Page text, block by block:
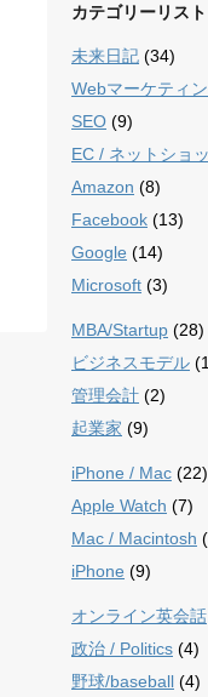
カテゴリーリスト
未来日記 (34)
Webマーケティ
SEO (9)
EC / ネットショ
Amazon (8)
Facebook (13)
Google (14)
Microsoft (3)
MBA/Startup (28)
ビジネスモデル
管理会計 (2)
起業家 (9)
iPhone / Mac (22)
Apple Watch (7)
Mac / Macintosh
iPhone (9)
オンライン英会話
政治 / Politics (4)
野球/baseball (4)